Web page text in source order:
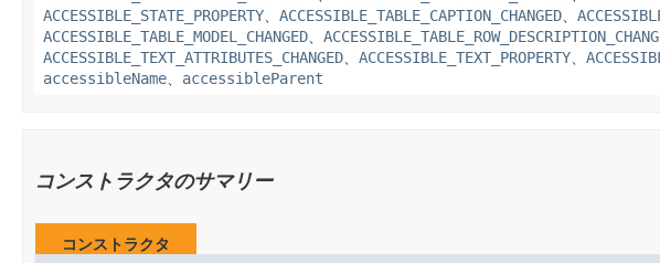
ACCESSIBLE_STATE_PROPERTY、 ACCESSIBLE_TABLE_CAPTION_CHANGED、
ACCESSIBLE_TABLE_MODEL_CHANGED、
ACCESSIBLE_TEXT_ATTRIBUTES_CHANGED、 ACCESSIBLE_TEXT_PROPERTY、
accessibleName、 accessibleParent
コンストラクタのサマリー
コンストラクタ